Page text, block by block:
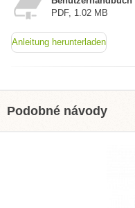
PDF, 1.02 MB
Anleitung herunterladen
Podobné návody